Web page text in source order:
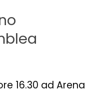
16.30 ad Arena